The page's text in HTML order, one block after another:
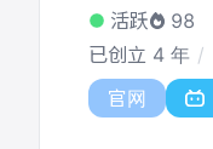
活跃
98
已创立 4 年
官网